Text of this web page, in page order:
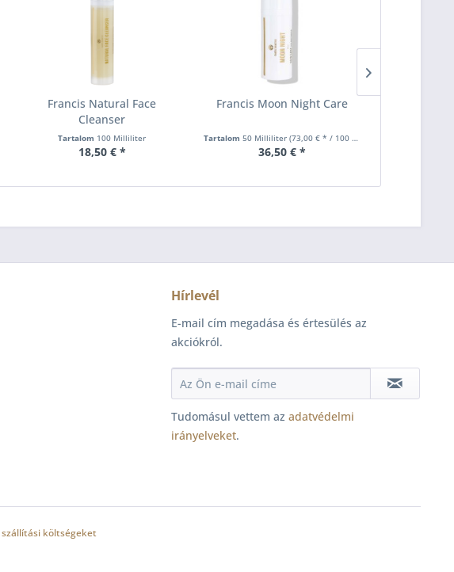
Francis Natural Face
Cleanser
Tartalom 100 Milliliter
18,50 € *
Francis Moon Night Care
Tartalom50 Milliliter(73,00 € * / 100 Milliliter)
36,50 € *
Hírlevél
E-mail cím megadása és értesülés az
akciókról.
Tudomásul vettem az adatvédelmi
irányelveket.
szállítási költségeket